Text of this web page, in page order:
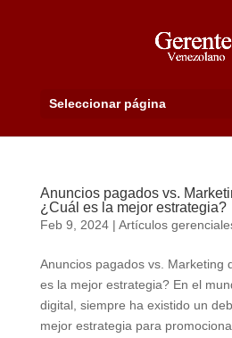
Seleccionar página
Anuncios pagados vs.
¿Cuál es la mejor estrategia?
Feb 9, 2024| Artículos
Anuncios pagados vs. Marketing
es la mejor estrategia? En el
digital, siempre ha existido un
mejor estrategia para